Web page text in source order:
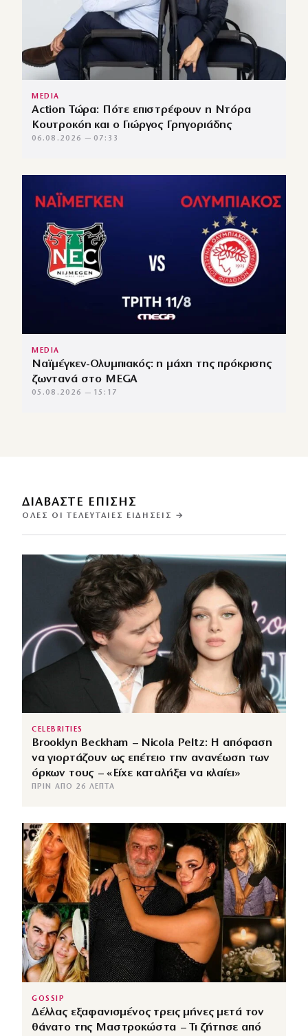
MEDIA
Action Τώρα: Πότε επιστρέφουν η Ντόρα
Κουτροκόη και ο Γιώργος Γρηγοριάδης
06.08.2026 — 07:33
MEDIA
Ναϊμέγκεν-Ολυμπιακός: η μάχη της πρόκρισης
ζωντανά στο MEGA
05.08.2026 — 15:17
ΔΙΑΒΑΣΤΕ ΕΠΙΣΗΣ
ΌΛΕΣ ΟΙ ΤΕΛΕΥΤΑΊΕΣ ΕΙΔΉΣΕΙΣ →
CELEBRITIES
Brooklyn Beckham – Nicola Peltz: Η απόφαση
να γιορτάζουν ως επέτειο την ανανέωση των
όρκων τους – «Είχε καταλήξει να κλαίει»
ΠΡΙΝ ΑΠΌ 26 ΛΕΠΤΆ
GOSSIP
Δέλλας εξαφανισμένος τρεις μήνες μετά τον
θάνατο της Μαστροκώστα – Τι ζήτησε από